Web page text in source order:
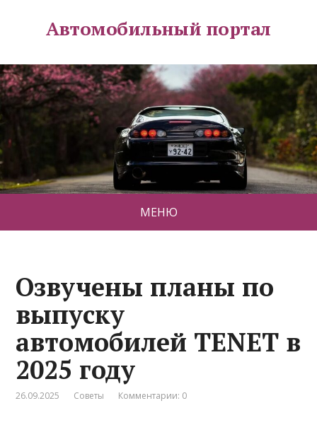
Автомобильный портал
МЕНЮ
Озвучены планы по
выпуску
автомобилей TENET в
2025 году
26.09.2025 Советы Комментарии: 0